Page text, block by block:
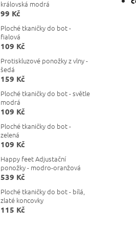
královská modrá
99 Kč
Ploché tkaničky do bot -
fialová
109 Kč
Protiskluzové ponožky z vlny -
šedá
159 Kč
Ploché tkaničky do bot - světle
modrá
109 Kč
Ploché tkaničky do bot -
zelená
109 Kč
Happy feet Adjustační
ponožky - modro-oranžová
539 Kč
Ploché tkaničky do bot - bílá,
zlaté koncovky
115 Kč